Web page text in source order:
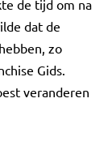
de tijd om na
dat de
zo
Gids.
veranderen